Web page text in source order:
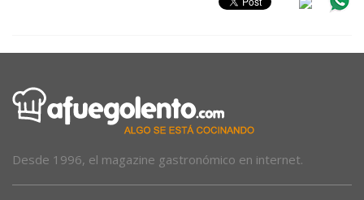
Desde 1996, el magazine gastronómico en internet.